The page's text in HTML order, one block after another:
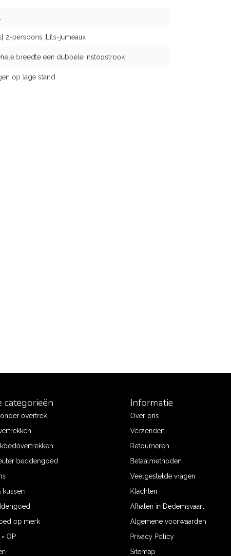
2-persoons |Lits-jumeaux
breedte een dubbele instopstrook
op lage stand
categorieën
overtrek
beddengoed
kussen
op merk
OP
Informatie
Over ons
Verzenden
Retourneren
Betaalmethoden
Veelgestelde vragen
Klachten
Afhalen in Dedemsvaart
Algemene voorwaarden
Privacy Policy
Sitemap